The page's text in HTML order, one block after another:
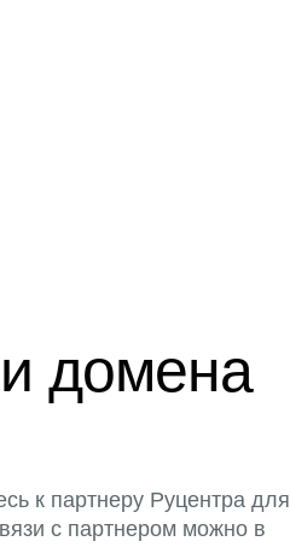
домена
к партнеру Руцентра для
с партнером можно в